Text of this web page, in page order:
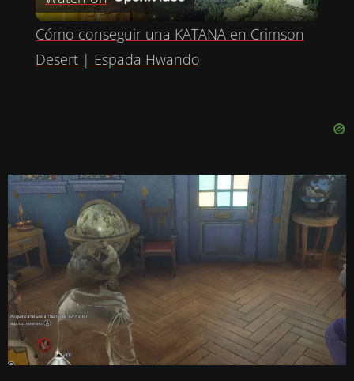
L
A
D
E
O
Cómo conseguir una KATANA en Crimson
Desert | Espada Hwando